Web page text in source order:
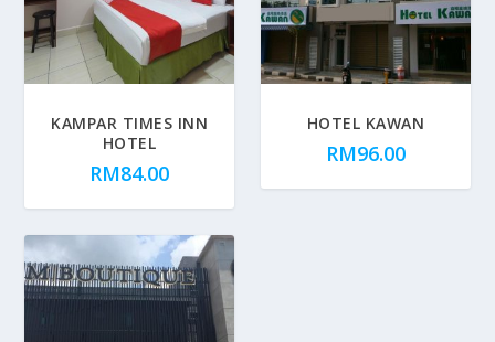
KAMPAR TIMES INN
HOTEL
RM84.00
HOTEL KAWAN
RM96.00